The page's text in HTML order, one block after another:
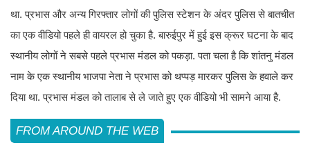
था. प्रभास और अन्य गिरफ्तार लोगों की पुलिस स्टेशन के अंदर पुलिस से बातचीत
का एक वीडियो पहले ही वायरल हो चुका है. बारुईपुर में हुई इस क्रूर घटना के बाद
स्थानीय लोगों ने सबसे पहले प्रभास मंडल को पकड़ा. पता चला है कि शांतनु मंडल
नाम के एक स्थानीय भाजपा नेता ने प्रभास को थप्पड़ मारकर पुलिस के हवाले कर
दिया था. प्रभास मंडल को तालाब से ले जाते हुए एक वीडियो भी सामने आया है.
FROM AROUND THE WEB